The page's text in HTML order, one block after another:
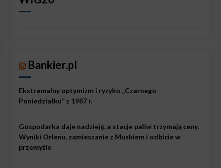
Bankier.pl
Ekstremalny optymizm i ryzyko „Czarnego
Poniedziałku” z 1987 r.
Gospodarka daje nadzieję, a stacje paliw trzymają ceny.
Wyniki Orlenu, zamieszanie z Muskiem i odbicie w
przemyśle